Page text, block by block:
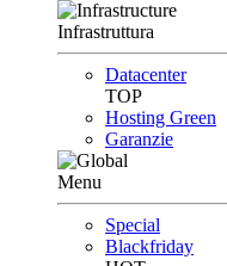
Infrastruttura
Datacenter
TOP
Hosting Green
Garanzie
Menu
Special
Blackfriday